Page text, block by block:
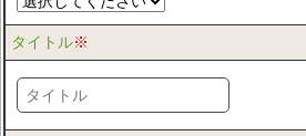
タイトル※